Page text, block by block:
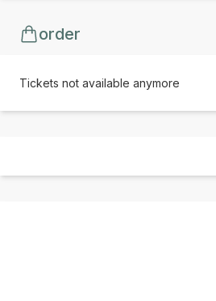
order
Tickets not available anymore